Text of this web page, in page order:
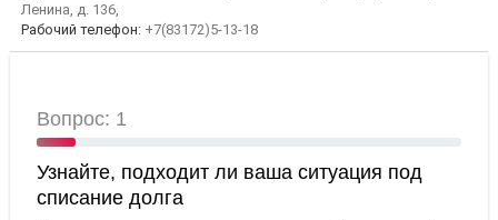
Ленина, д. 136,
Рабочий телефон:+7(83172)5-13-18